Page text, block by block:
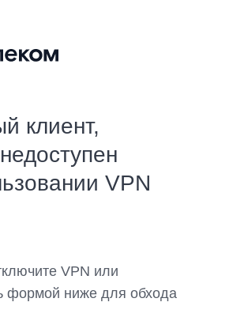
клиент,
VPN
VPN или
формой ниже для обхода